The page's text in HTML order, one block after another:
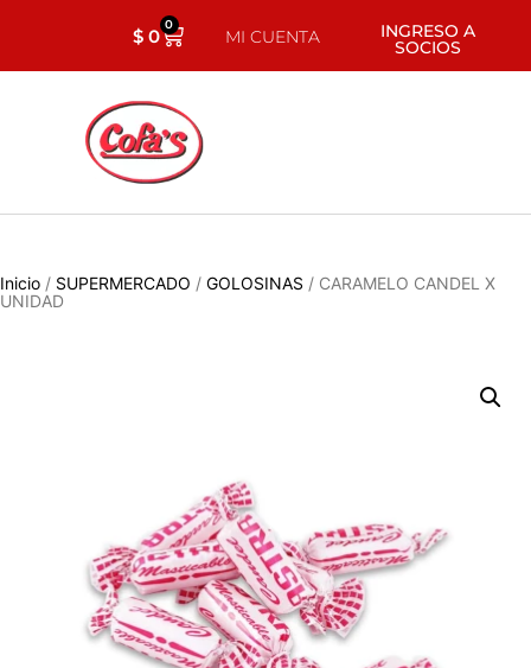
$0 0
MI CUENTA INGRESO A
SOCIOS
Inicio / SUPERMERCADO / GOLOSINAS / CARAMELO CANDEL X
UNIDAD